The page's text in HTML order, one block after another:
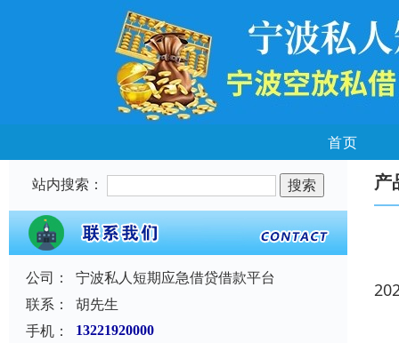
首页
站内搜索：
公司：
宁波私人短期应急借贷借款平台
联系：
胡先生
手机：
13221920000
产